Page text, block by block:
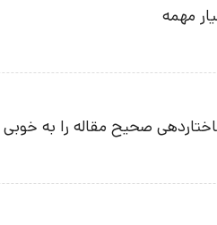
مهمه
صحیح مقاله را به